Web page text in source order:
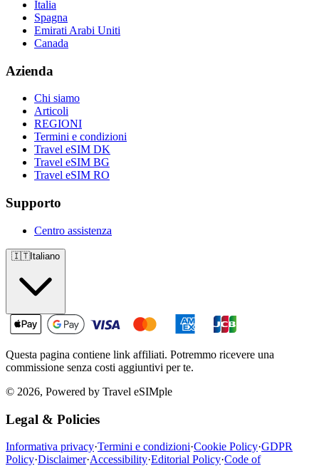
Italia
Spagna
Emirati Arabi Uniti
Canada
Azienda
Chi siamo
Articoli
REGIONI
Termini e condizioni
Travel eSIM DK
Travel eSIM BG
Travel eSIM RO
Supporto
Centro assistenza
🇮🇹Italiano
Questa pagina contiene link affiliati. Potremmo ricevere una
commissione senza costi aggiuntivi per te.
© 2026, Powered by Travel eSIMple
Legal & Policies
Informativa privacy·Termini e condizioni·Cookie Policy·GDPR
Policy·Disclaimer·Accessibility·Editorial Policy·Code of